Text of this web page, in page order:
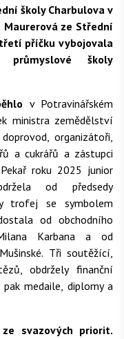
školy Charbulova v
ze Střední
příčku vybojovala
školy
v Potravinářském
ministra zemědělství
organizátoři,
a cukrářů a zástupci
roku 2025 junior
od předsedy
trofej se symbolem
od obchodního
Karbana a od
Tři soutěžící,
obdržely finanční
medaile, diplomy a
svazových priorit.